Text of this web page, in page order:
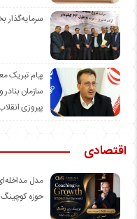
️پیام تبریک
سازمان
پیروزی
اقتصادی
حوزه